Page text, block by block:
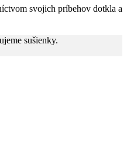
svojich príbehov dotkla a
sušienky.